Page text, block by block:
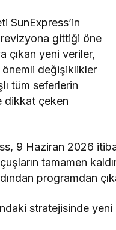
SunExpress’in
revizyona gittiği öne
çıkan yeni veriler,
önemli değişiklikler
tüm seferlerin
dikkat çeken
9 Haziran 2026
tamamen
programdan
stratejisinde